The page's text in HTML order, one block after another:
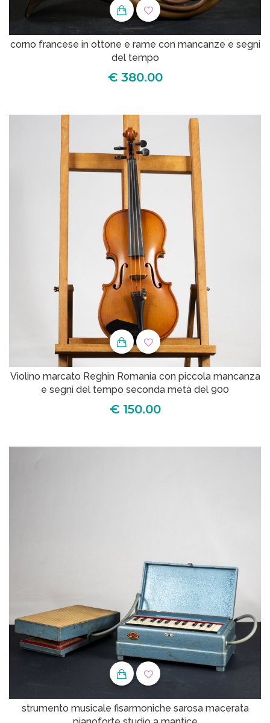
corno francese in ottone e rame con mancanze e segni
del tempo
€ 380.00
Violino marcato Reghin Romania con piccola mancanza
e segni del tempo seconda metà del 900
€ 150.00
strumento musicale fisarmoniche sarosa macerata